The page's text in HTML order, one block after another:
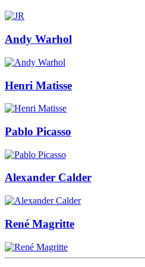
Andy Warhol
Henri Matisse
Pablo Picasso
Alexander Calder
René Magritte